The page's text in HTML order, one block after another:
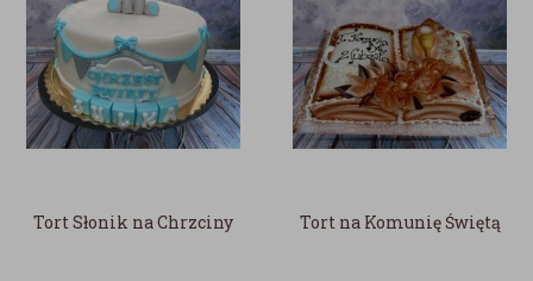
Tort Słonik na Chrzciny Tort na Komunię Świętą